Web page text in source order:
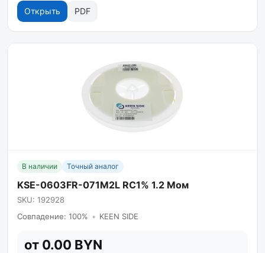
Открыть PDF
В наличии Точный аналог
KSE-0603FR-071M2L RC1% 1.2 Мом
SKU: 192928
Совпадение: 100% • KEEN SIDE
от 0.00 BYN